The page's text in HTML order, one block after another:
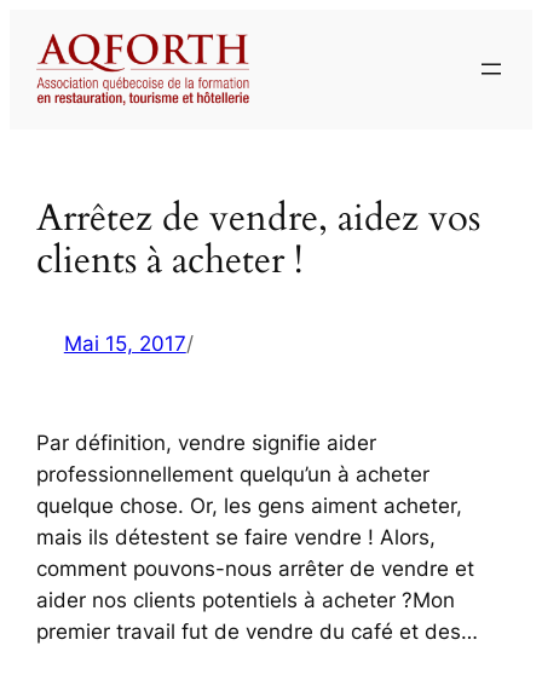
contenu
Arrêtez de vendre, aidez vos
clients à acheter !
Mai 15, 2017/
Par définition, vendre signifie aider
professionnellement quelqu’un à acheter
quelque chose. Or, les gens aiment acheter,
mais ils détestent se faire vendre ! Alors,
comment pouvons-nous arrêter de vendre et
aider nos clients potentiels à acheter ?Mon
premier travail fut de vendre du café et des…